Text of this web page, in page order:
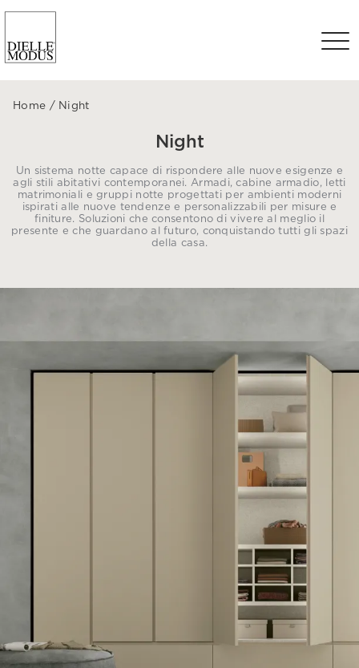
Home / Night
Night
Un sistema notte capace di rispondere alle nuove esigenze e
agli stili abitativi contemporanei. Armadi, cabine armadio, letti
matrimoniali e gruppi notte progettati per ambienti moderni
ispirati alle nuove tendenze e personalizzabili per misure e
finiture. Soluzioni che consentono di vivere al meglio il
presente e che guardano al futuro, conquistando tutti gli spazi
della casa.